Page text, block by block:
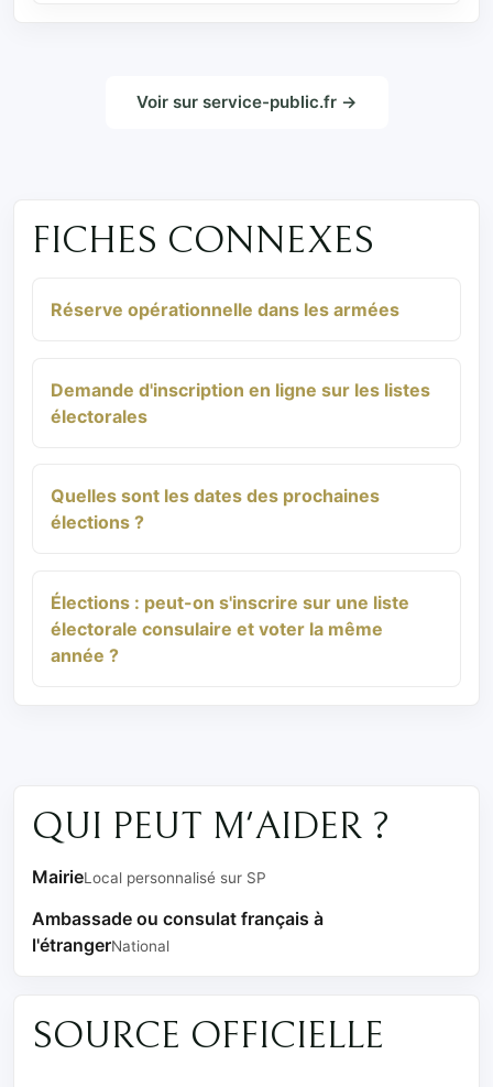
Voir sur service-public.fr →
FICHES CONNEXES
Réserve opérationnelle dans les armées
Demande d'inscription en ligne sur les listes
électorales
Quelles sont les dates des prochaines
élections ?
Élections : peut-on s'inscrire sur une liste
électorale consulaire et voter la même
année ?
QUI PEUT M'AIDER ?
MairieLocal personnalisé sur SP
Ambassade ou consulat français à
l'étrangerNational
SOURCE OFFICIELLE